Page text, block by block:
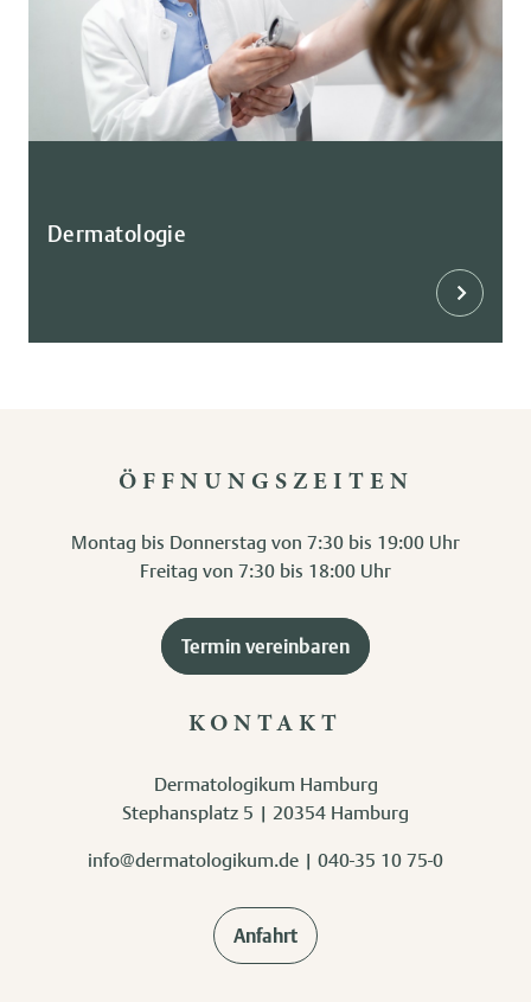
Dermatologie
ÖFFNUNGSZEITEN
Montag bis Donnerstag von 7:30 bis 19:00 Uhr
Freitag von 7:30 bis 18:00 Uhr
Termin vereinbaren
KONTAKT
Dermatologikum Hamburg
Stephansplatz 5 | 20354 Hamburg
info@dermatologikum.de | 040-35 10 75-0
Anfahrt